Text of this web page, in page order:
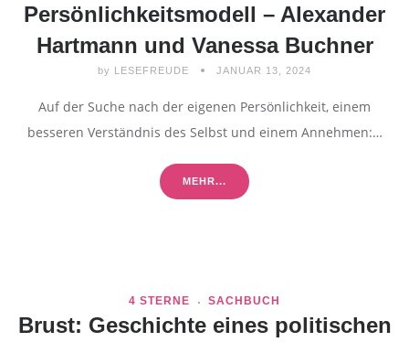
Persönlichkeitsmodell – Alexander
Hartmann und Vanessa Buchner
by LESEFREUDE JANUAR 13, 2024
Auf der Suche nach der eigenen Persönlichkeit, einem
besseren Verständnis des Selbst und einem Annehmen:…
MEHR...
4 STERNE SACHBUCH
Brust: Geschichte eines politischen